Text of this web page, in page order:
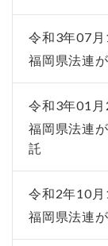
令和3年07月
福岡県法連
令和3年01月
福岡県法連
託
令和2年10月
福岡県法連